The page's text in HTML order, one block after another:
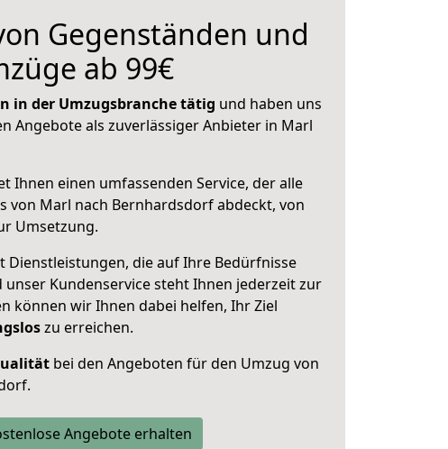
Gegenständen und
ab 99€
in der Umzugsbranche tätig und haben uns
Angebote als zuverlässiger Anbieter in Marl
Ihnen einen umfassenden Service, der alle
von Marl nach Bernhardsdorf abdeckt, von
Umsetzung.
Dienstleistungen, die auf Ihre Bedürfnisse
Kundenservice steht Ihnen jederzeit zur
können wir Ihnen dabei helfen, Ihr Ziel
zu erreichen.
bei den Angeboten für den Umzug von
Angebote erhalten